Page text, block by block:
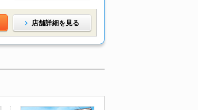
店舗詳細を見る